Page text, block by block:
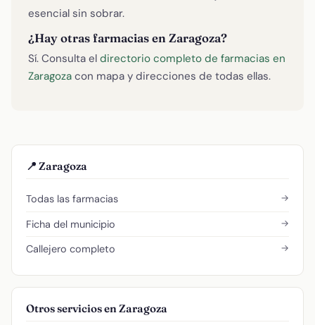
esencial sin sobrar.
¿Hay otras farmacias en Zaragoza?
Sí. Consulta el directorio completo de farmacias en
Zaragoza con mapa y direcciones de todas ellas.
📍 Zaragoza
Todas las farmacias →
Ficha del municipio →
Callejero completo →
Otros servicios en Zaragoza